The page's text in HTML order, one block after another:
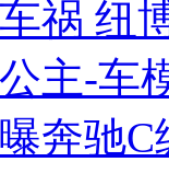
祸 纽
主-车
奔驰